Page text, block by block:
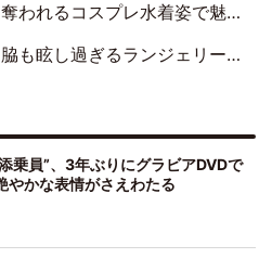
群を抜く美しさと華やかさ」「えなこりんの千咲は破壊力がスゴい」
姿を披露「なしこたそ最強」「セクシーでゴージャスで大きなボリューム」
乗員”、3年ぶりにグラビアDVDで
かな表情がさえわたる